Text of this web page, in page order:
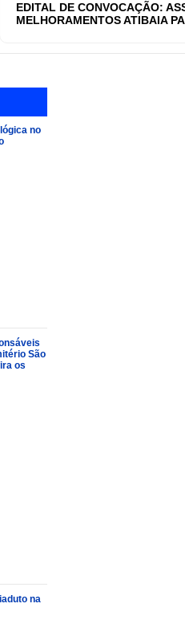
EDITAL DE CONVOCAÇÃO:
MELHORAMENTOS ATIBAIA
no
São
os
na